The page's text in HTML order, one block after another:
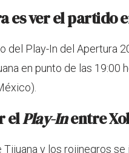
es ver el partido
del Play-In del Apertura
en punto de las 19:00
elPlay-Inentre
y los rojinegros